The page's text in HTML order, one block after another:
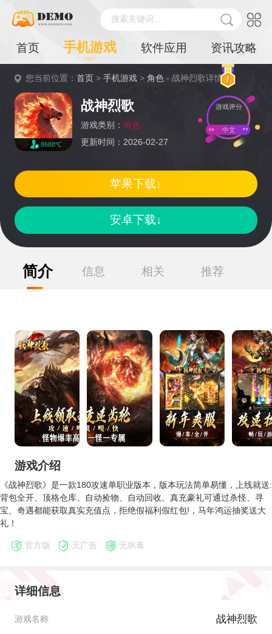
搜索关键词...
首页 手机游戏 软件应用 资讯攻略
您当前位置：首页 >手机游戏 >角色 - 战神烈歌详情
8688℃
战神烈歌
游戏类别： 角色
更新时间：2026-02-27
游戏评分
中文
安卓下载↓
苹果下载↓
简介 信息 相关 推荐
游戏介绍
《战神烈歌》是一款180攻速单职业版本，版本玩法简单易懂，上线就送:
背包全开、顶格仓库、自动捡物、自动回收。真充豪礼可通过杀怪、寻
宝、奇遇都能获取真实充值点，拒绝假福利假红包!，马年鸿运抽奖送大
礼！
官方版 无广告 无病毒
详细信息
游戏名称 战神烈歌